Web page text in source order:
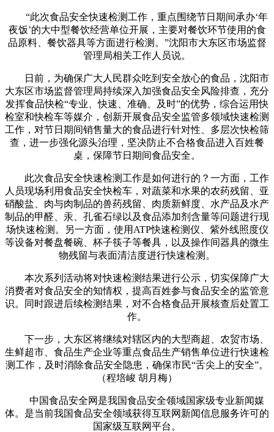
“此次食品安全快速检测工作，重点围绕节日期间承办‘年
夜饭’的大中型餐饮经营单位开展，主要对餐饮环节使用的食
品原料、餐饮器具等方面进行检测。”沈阳市大东区市场监督
管理局相关工作人员说。
日前，为确保广大人民群众吃到安全放心的食品，沈阳市
大东区市场监督管理局持续深入加强食品安全风险排查，充分
发挥食品快检“专业、快速、准确、及时”的优势，综合运用快
检室和快检车等媒介，创新开展食品安全监管多领域快速检测
工作，对节日期间销售量大的食品进行针对性、多层次快检筛
查，进一步强化源头治理，坚决防止不合格食品进入百姓餐
桌，保障节日期间食品安全。
此次食品安全快速检测工作是如何进行的？一方面，工作
人员现场利用食品安全快检车，对蔬菜和水果的农药残留、亚
硝酸盐、肉与肉制品的兽药残留、肉质新鲜度、水产品及水产
制品的甲醛、汞、孔雀石绿以及食品添加剂含量等问题进行现
场快速检测。另一方面，使用ATP快速检测仪、紫外线照度仪
等设备对餐盘餐碗、杯子筷子等餐具，以及操作间器具的微生
物残留与表面清洁度进行快速检测。
本次系列活动将对快速检测结果进行公示，切实保障广大
消费者对食品安全的知情权，提高百姓参与食品安全的监管意
识。同时跟进后续检测结果，对不合格食品开展核查后处置工
作。
下一步，大东区将继续对辖区内的大型商超、农贸市场、
生鲜超市、食品生产企业等重点食品生产销售单位进行快速检
测工作，及时消除食品安全隐患，确保市民“舌尖上的安全”。
（程培峻 胡月梅）
中国食品安全网是我国食品安全领域国家级专业新闻媒
体。是当前我国食品安全领域获得互联网新闻信息服务许可的
国家级互联网平台。